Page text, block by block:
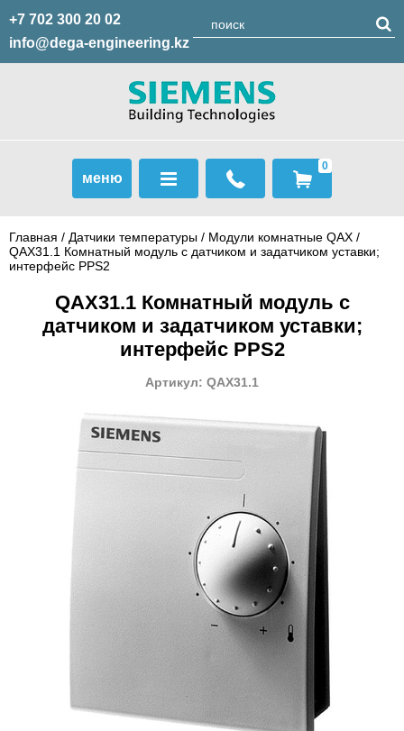
+7 702 300 20 02
info@dega-engineering.kz
меню
0
Главная / Датчики температуры / Модули комнатные QAX /
QAX31.1 Комнатный модуль с датчиком и задатчиком уставки;
интерфейс PPS2
QAX31.1 Комнатный модуль с
датчиком и задатчиком уставки;
интерфейс PPS2
Артикул: QAX31.1